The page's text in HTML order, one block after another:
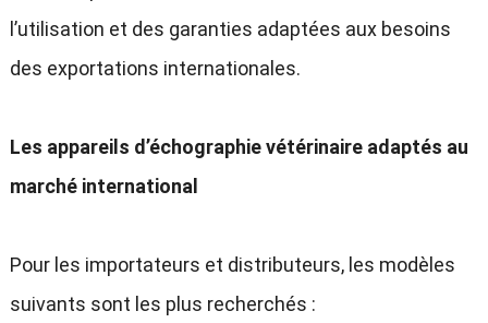
l’utilisation et des garanties adaptées aux besoins
des exportations internationales.
Les appareils d’échographie vétérinaire adaptés au
marché international
Pour les importateurs et distributeurs, les modèles
suivants sont les plus recherchés :